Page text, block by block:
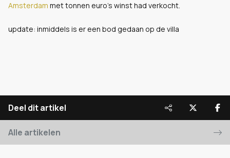
Amsterdam met tonnen euro's winst had verkocht.
update: inmiddels is er een bod gedaan op de villa
Deel dit artikel
Alle artikelen